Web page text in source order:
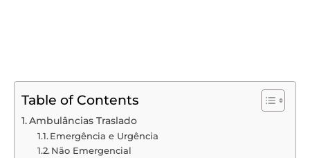
Table of Contents
Ambulâncias Traslado
Emergência e Urgência
Não Emergencial